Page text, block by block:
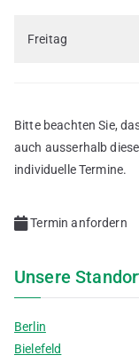
Freitag
Bitte beachten Sie,
auch ausserhalb
individuelle Termine.
Termin anfordern
Unsere
Berlin
Bielefeld